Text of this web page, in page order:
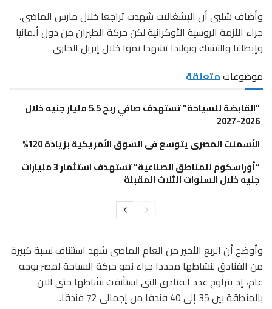
وأضاف شلبى أن الإشغالات شهدت تراجعا خلال مارس الماضى،
جراء الأزمة الروسية الأوكرانية لكن حركة الطيران من دول ألمانيا
وإيطاليا والتشيك وبولندا تشهدا نموا خلال إبريل الجارى.
موضوعاتمتعلقة
“القابضة للسياحة” تستهدف صافي ربح 5.5 مليار جنيه خلال
2026-2027
الأسمنت المصرى يتوسع فى السوق الأمريكية بزيادة 120%
“أوراسكوم للمناطق الصناعية” تستهدف استثمار 3 مليارات
جنيه خلال السنوات الثلاث المقبلة
وأوضح أن الربع الأخير من العام الماضى شهد استئناف نسبة كبيرة
من الفنادق لنشاطها مجددا جراء نمو حركة السياحة لمصر بوجه
عام، إذ يتراوح عدد الفنادق التى استأنفت نشاطها حتى الآن
بالمنطقة بين 35 إلى 40 فندقا من إجمالى 72 فندقا.